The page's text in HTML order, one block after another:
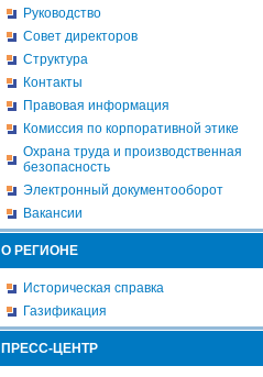
Руководство
Совет директоров
Структура
Контакты
Правовая информация
Комиссия по корпоративной этике
Охрана труда и производственная
безопасность
Электронный документооборот
Вакансии
О РЕГИОНЕ
Историческая справка
Газификация
ПРЕСС-ЦЕНТР